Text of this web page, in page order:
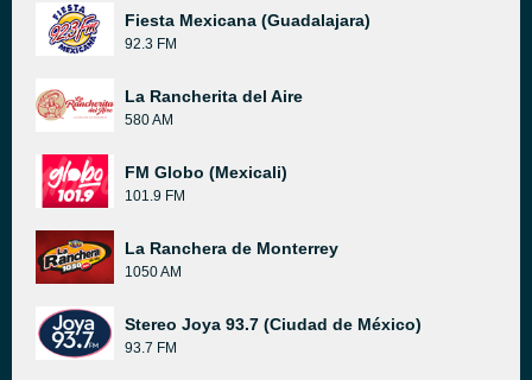
Fiesta Mexicana (Guadalajara)
92.3 FM
La Rancherita del Aire
580 AM
FM Globo (Mexicali)
101.9 FM
La Ranchera de Monterrey
1050 AM
Stereo Joya 93.7 (Ciudad de México)
93.7 FM